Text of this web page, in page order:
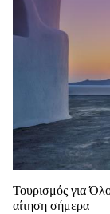
Τουρισμός για
αίτηση σήμερα